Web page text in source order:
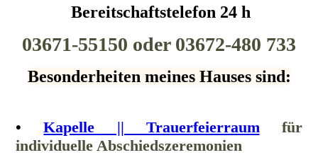
Bereitschaftstelefon 24 h
03671-55150 oder 03672-480 733
Besonderheiten meines Hauses sind:
•Kapelle || Trauerfeierraum für
individuelle Abschiedszeremonien